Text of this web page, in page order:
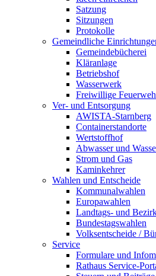
Satzung
Sitzungen
Protokolle
Gemeindliche
Gemeindebücherei
Kläranlage
Betriebshof
Wasserwerk
Freiwillige
Ver- und Entsorgung
AWISTA-Starnberg
Containerstandorte
Wertstoffhof
Abwasser und
Strom und Gas
Kaminkehrer
Wahlen und Entscheide
Kommunalwahlen
Europawahlen
Landtags- und
Bundestagswahlen
Volksentscheide /
Service
Formulare und
Rathaus Service-